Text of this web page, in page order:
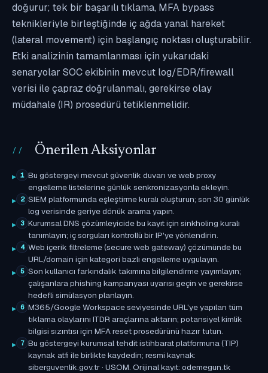
doğurur; tek bir başarılı tıklama, MFA bypass
teknikleriyle birleştiğinde iç ağda yanal hareket
(lateral movement) için başlangıç noktası oluşturabilir.
Etki analizinin tamamlanması için yukarıdaki
senaryolar SOC ekibinin mevcut log/EDR/firewall
verisi ile çapraz doğrulanmalı, gerekirse olay
müdahale (IR) prosedürü tetiklenmelidir.
Önerilen Aksiyonlar
1 Bu göstergeyi mevcut güvenlik duvarı ve web proxy
engelleme listelerine günlük senkronizasyonla ekleyin.
2 SIEM platformunda eşleştirme kuralı oluşturun; son 30 günlük
log verisinde geriye dönük arama yapın.
3 Kurumsal DNS çözümleyicide bu kayıt için sinkholing kuralı
tanımlayın; iç sorguları kontrollü bir IP'ye yönlendirin.
4 Web içerik filtreleme (secure web gateway) çözümünde bu
URL/domain için kategori bazlı engelleme uygulayın.
5 Son kullanıcı farkındalık takımına bilgilendirme yayımlayın;
çalışanlara phishing kampanyası uyarısı geçin ve gerekirse
hedefli simülasyon planlayın.
6 M365/Google Workspace seviyesinde URL'ye yapılan tüm
tıklama olaylarını ITDR araçlarına aktarın; potansiyel kimlik
bilgisi sızıntısı için MFA reset prosedürünü hazır tutun.
7 Bu göstergeyi kurumsal tehdit istihbarat platformuna (TIP)
kaynak atfı ile birlikte kaydedin; resmi kaynak:
siberguvenlik.gov.tr · USOM. Orijinal kayıt: odemegun.tk